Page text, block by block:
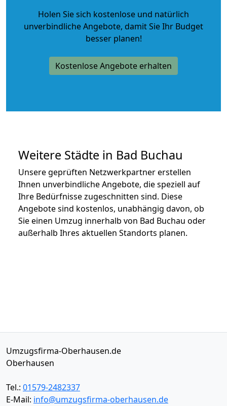
Holen Sie sich kostenlose und natürlich
unverbindliche Angebote, damit Sie Ihr Budget
besser planen!
Kostenlose Angebote erhalten
Weitere Städte in Bad Buchau
Unsere geprüften Netzwerkpartner erstellen
Ihnen unverbindliche Angebote, die speziell auf
Ihre Bedürfnisse zugeschnitten sind. Diese
Angebote sind kostenlos, unabhängig davon, ob
Sie einen Umzug innerhalb von Bad Buchau oder
außerhalb Ihres aktuellen Standorts planen.
Umzugsfirma-Oberhausen.de
Oberhausen
Tel.: 01579-2482337
E-Mail: info@umzugsfirma-oberhausen.de